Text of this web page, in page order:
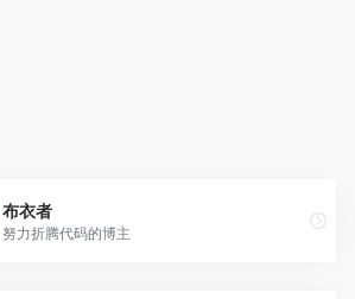
布衣者
努力折腾代码的博主